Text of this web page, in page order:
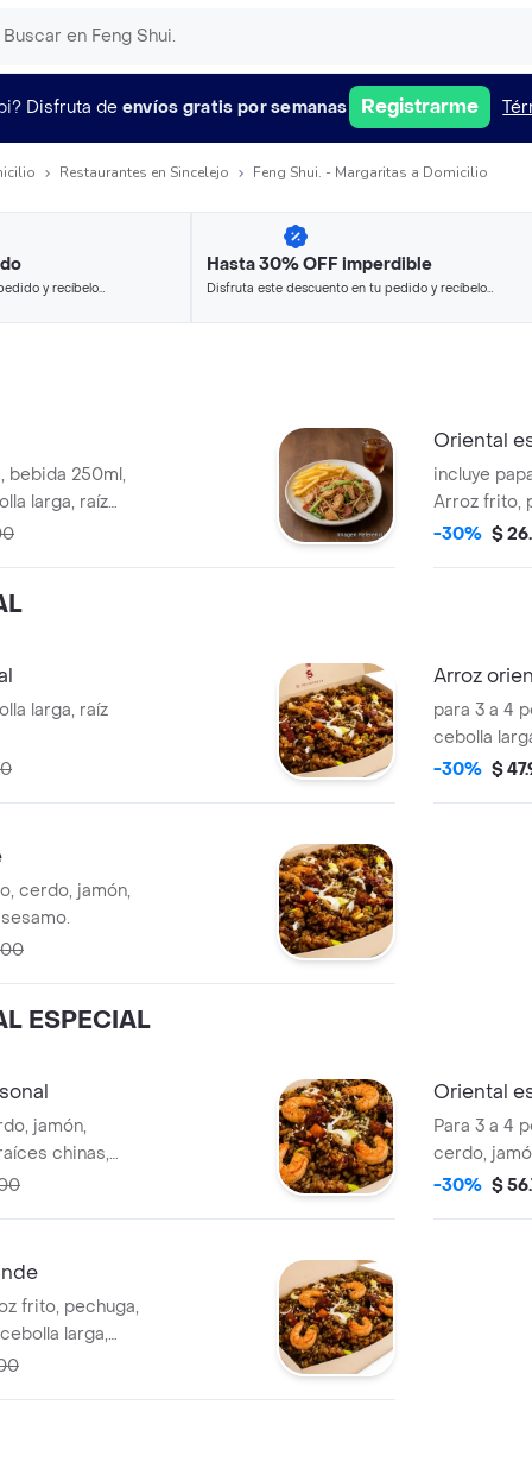
Disfruta de envíos gratis por semanas Registrarme
Restaurantes en Sincelejo Feng Shui. - Margaritas a Domicilio
y recíbelo
Hasta 30% OFF imperdible
Disfruta este descuento en tu pedido y recíbelo
bebida 250ml,
larga, raíz
Oriental
incluye
Arroz frito,
camarón,
-30% $
larga, raíz
Arroz
para 3 a 4
cebolla
-30% $
cerdo, jamón,
ESPECIAL
jamón,
chinas,
Oriental
Para 3 a 4
cerdo,
raíces
-30% $
frito, pechuga,
larga,